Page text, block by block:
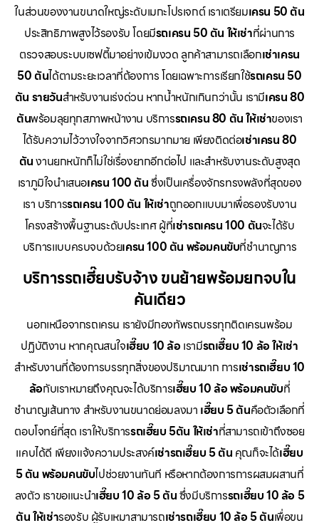
ในส่วนของงานขนาดใหญ่ระดับเมกะโปรเจกต์ เราเตรียมเครน 50 ตัน
ประสิทธิภาพสูงไว้รองรับ โดยมีรถเครน 50 ตัน ให้เช่าที่ผ่านการ
ตรวจสอบระบบเซฟตี้มาอย่างเข้มงวด ลูกค้าสามารถเลือกเช่าเครน
50 ตันได้ตามระยะเวลาที่ต้องการ โดยเฉพาะการเรียกใช้รถเครน 50
ตัน รายวันสำหรับงานเร่งด่วน หากน้ำหนักเกินกว่านั้น เรามีเครน 80
ตันพร้อมลุยทุกสภาพหน้างาน บริการรถเครน 80 ตัน ให้เช่าของเรา
ได้รับความไว้วางใจจากวิศวกรมากมาย เพียงติดต่อเช่าเครน 80
ตันงานยกหนักก็ไม่ใช่เรื่องยากอีกต่อไป และสำหรับงานระดับสูงสุด
เราภูมิใจนำเสนอเครน 100 ตันซึ่งเป็นเครื่องจักรทรงพลังที่สุดของ
เรา บริการรถเครน 100 ตัน ให้เช่าถูกออกแบบมาเพื่อรองรับงาน
โครงสร้างพื้นฐานระดับประเทศ ผู้ที่เช่ารถเครน 100 ตันจะได้รับ
บริการแบบครบจบด้วยเครน 100 ตัน พร้อมคนขับที่ชำนาญการ
บริการรถเฮี๊ยบรับจ้าง ขนย้ายพร้อมยกจบใน
คันเดียว
นอกเหนือจากรถเครน เรายังมีกองทัพรถบรรทุกติดเครนพร้อม
ปฏิบัติงาน หากคุณสนใจเฮี๊ยบ 10 ล้อเรามีรถเฮี๊ยบ 10 ล้อ ให้เช่า
สำหรับงานที่ต้องการบรรทุกสิ่งของปริมาณมาก การเช่ารถเฮี๊ยบ 10
ล้อกับเราหมายถึงคุณจะได้บริการเฮี๊ยบ 10 ล้อ พร้อมคนขับที่
ชำนาญเส้นทาง สำหรับงานขนาดย่อมลงมา เฮี๊ยบ 5 ตันคือตัวเลือกที่
ตอบโจทย์ที่สุด เราให้บริการรถเฮี๊ยบ 5ตัน ให้เช่าที่สามารถเข้าถึงซอย
แคบได้ดี เพียงแจ้งความประสงค์เช่ารถเฮี๊ยบ 5 ตัน คุณก็จะได้เฮี๊ยบ
5 ตัน พร้อมคนขับไปช่วยงานทันที หรือหากต้องการการผสมผสานที่
ลงตัว เราขอแนะนำเฮี๊ยบ 10 ล้อ 5 ตันซึ่งมีบริการรถเฮี๊ยบ 10 ล้อ 5
ตัน ให้เช่ารองรับ ผู้รับเหมาสามารถเช่ารถเฮี๊ยบ 10 ล้อ 5 ตันเพื่อขน